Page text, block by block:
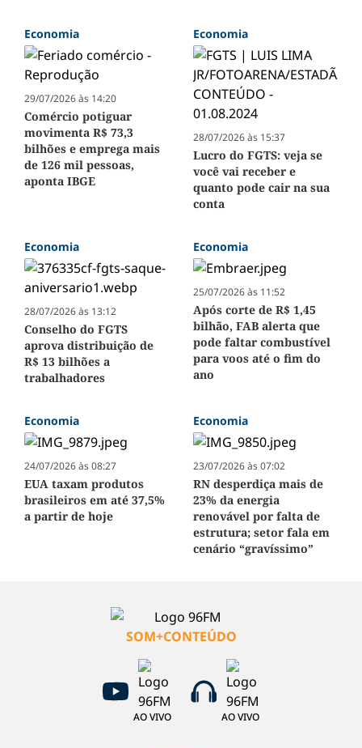
Economia
29/07/2026 às 14:20
Comércio potiguar
movimenta R$ 73,3
bilhões e emprega mais
de 126 mil pessoas,
aponta IBGE
Economia
28/07/2026 às 15:37
Lucro do FGTS: veja se
você vai receber e
quanto pode cair na sua
conta
Economia
28/07/2026 às 13:12
Conselho do FGTS
aprova distribuição de
R$ 13 bilhões a
trabalhadores
Economia
25/07/2026 às 11:52
Após corte de R$ 1,45
bilhão, FAB alerta que
pode faltar combustível
para voos até o fim do
ano
Economia
24/07/2026 às 08:27
EUA taxam produtos
brasileiros em até 37,5%
a partir de hoje
Economia
23/07/2026 às 07:02
RN desperdiça mais de
23% da energia
renovável por falta de
estrutura; setor fala em
cenário “gravíssimo”
SOM+CONTEÚDO
AO VIVO AO VIVO